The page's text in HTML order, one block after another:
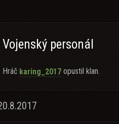
Vojenský personál
Hráč karing_2017 opustil klan.